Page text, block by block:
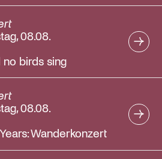
08.08.
no birds sing
08.08.
Wanderkonzert